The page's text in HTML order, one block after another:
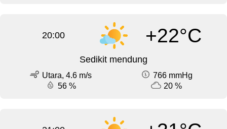
20:00 +22°C
Sedikit mendung
Utara, 4.6 m/s
766 mmHg
56 %
20 %